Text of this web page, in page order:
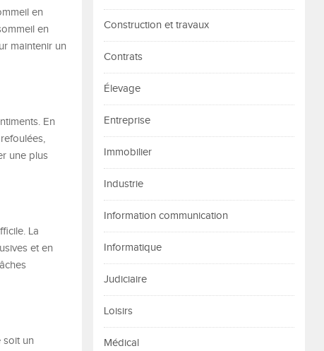
en
en
maintenir un
En
une plus
La
et en
soit un
Construction et travaux
Contrats
Élevage
Entreprise
Immobilier
Industrie
Information communication
Informatique
Judiciaire
Loisirs
Médical